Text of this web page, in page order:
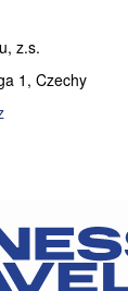
z.s.
1, Czechy